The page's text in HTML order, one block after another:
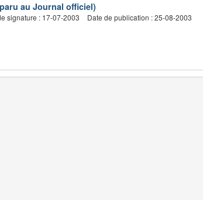
au Journal officiel)
signature : 17-07-2003 Date de publication : 25-08-2003